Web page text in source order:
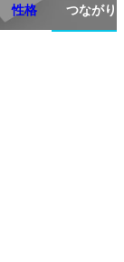
性格 つながり